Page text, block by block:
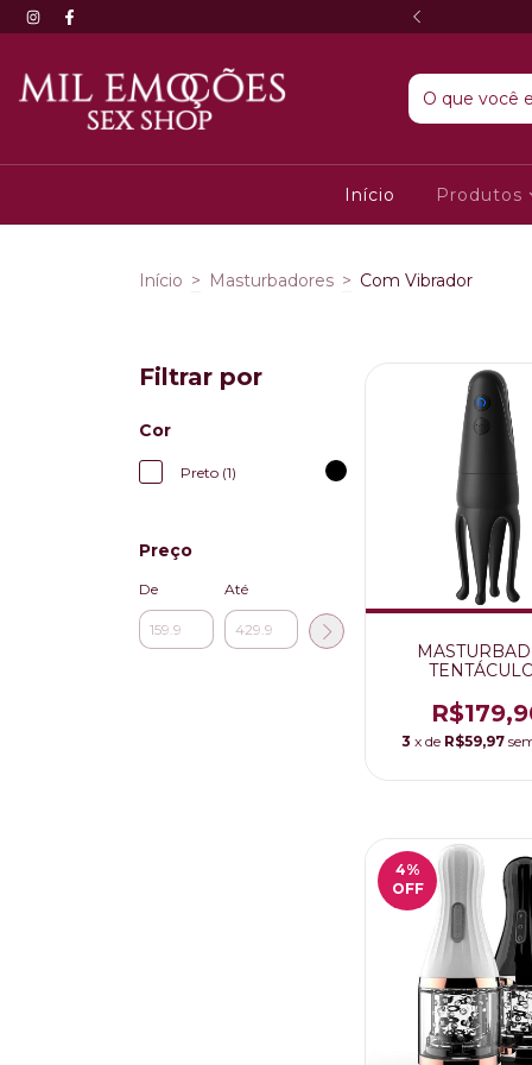
de R$120 (Estado de São Paulo)
Início Produtos
Início > Masturbadores > Com Vibrador
Filtrar por
Cor
Preto (1)
Preço
De Até
3 x de R$59,97
4%
OFF